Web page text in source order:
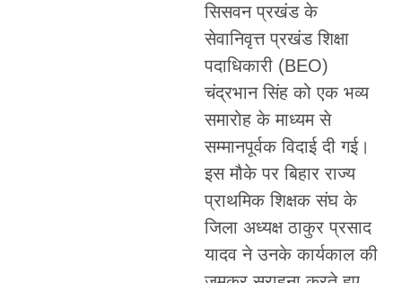
सिसवन प्रखंड के
सेवानिवृत्त प्रखंड शिक्षा
पदाधिकारी (BEO)
चंद्रभान सिंह को एक भव्य
समारोह के माध्यम से
सम्मानपूर्वक विदाई दी गई।
इस मौके पर बिहार राज्य
प्राथमिक शिक्षक संघ के
जिला अध्यक्ष ठाकुर प्रसाद
यादव ने उनके कार्यकाल की